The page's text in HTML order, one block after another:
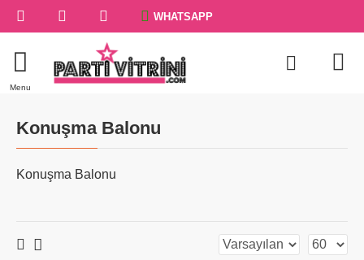
WHATSAPP
Konuşma Balonu
Konuşma Balonu